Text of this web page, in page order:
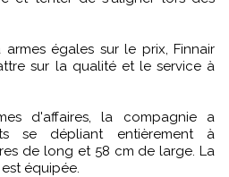
égales sur le prix, Finnair
sur la qualité et le service à
d'affaires, la compagnie a
se dépliant entièrement à
de long et 58 cm de large. La
équipée.